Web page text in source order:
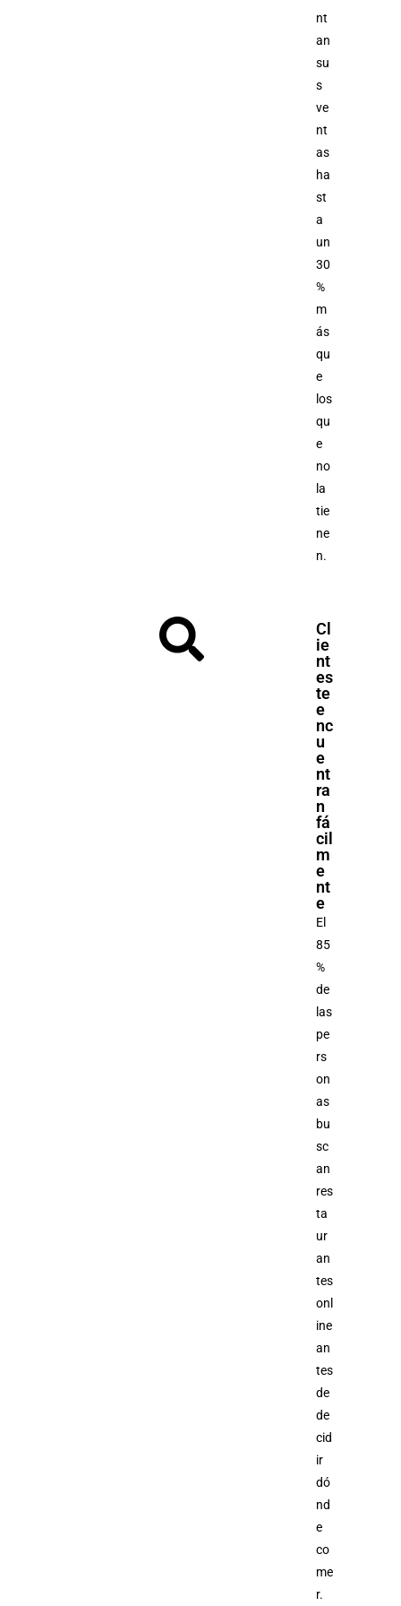
nt
an
su
s
ve
nt
as
ha
st
a
un
30
%
m
ás
qu
e
los
qu
e
no
la
tie
ne
n.
Cl
ie
nt
es
te
e
nc
u
e
nt
ra
n
fá
cil
m
e
nt
e
El
85
%
de
las
pe
rs
on
as
bu
sc
an
res
ta
ur
an
tes
onl
ine
an
tes
de
de
cid
ir
dó
nd
e
co
me
r.